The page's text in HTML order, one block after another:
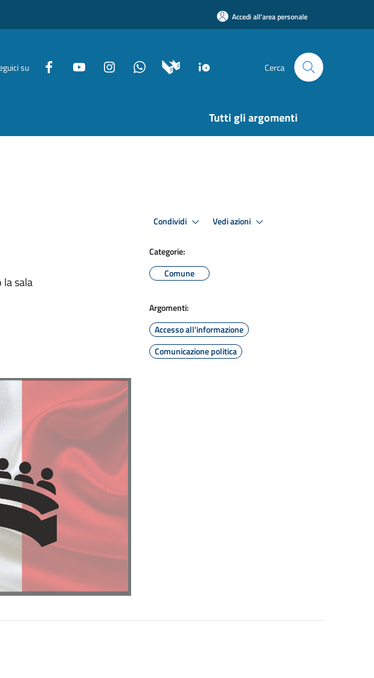
Accedi all'area personale
su Cerca
Tutti gli argomenti
sala
Condividi Vedi azioni
Categorie:
Comune
Argomenti:
Accesso all'informazione
Comunicazione politica